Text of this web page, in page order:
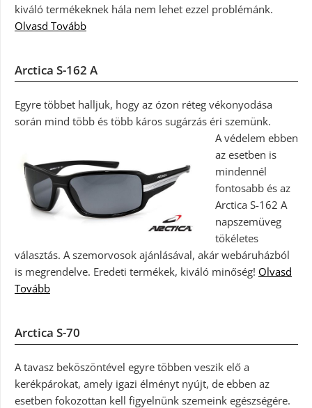
kiváló termékeknek hála nem lehet ezzel problémánk.
Olvasd Tovább
Arctica S-162 A
Egyre többet halljuk, hogy az ózon réteg vékonyodása
során mind több és több káros sugárzás éri szemünk.
A védelem ebben
az esetben is
mindennél
fontosabb és az
Arctica S-162 A
napszemüveg
tökéletes
választás. A szemorvosok ajánlásával, akár webáruházból
is megrendelve. Eredeti termékek, kiváló minőség! Olvasd
Tovább
Arctica S-70
A tavasz beköszöntével egyre többen veszik elő a
kerékpárokat, amely igazi élményt nyújt, de ebben az
esetben fokozottan kell figyelnünk szemeink egészségére.